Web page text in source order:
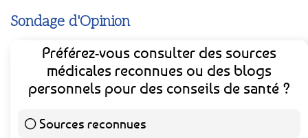
Sondage d'Opinion
Préférez-vous consulter des sources
médicales reconnues ou des blogs
personnels pour des conseils de santé ?
Sources reconnues